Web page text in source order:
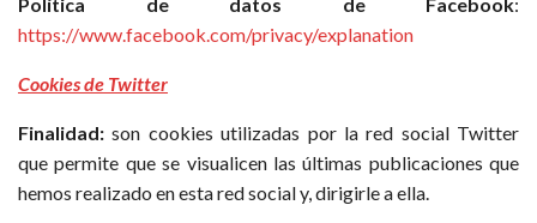
Política de datos de Facebook:
https://www.facebook.com/privacy/explanation
Cookies de Twitter
Finalidad:son cookies utilizadas por la red social Twitter
que permite que se visualicen las últimas publicaciones que
hemos realizado en esta red social y, dirigirle a ella.